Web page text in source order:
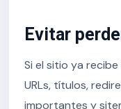
Evitar
Si el sitio ya
URLs, títulos,
importantes y